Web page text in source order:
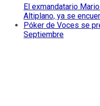
El exmandatario
Altiplano, ya se
Póker de Voces se
Septiembre